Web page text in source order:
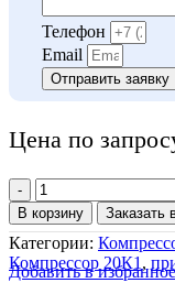
Телефон
Email
Отправить заявку
Цена по
Количество
товара
Втулка
корпуса
2ОК1.123.24-
В корзину Заказать
Категории:
Компрессор 20К1 ,
Добавить в избранное